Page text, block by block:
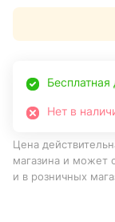
Нет в
Цена
магазина и может
и в розничных